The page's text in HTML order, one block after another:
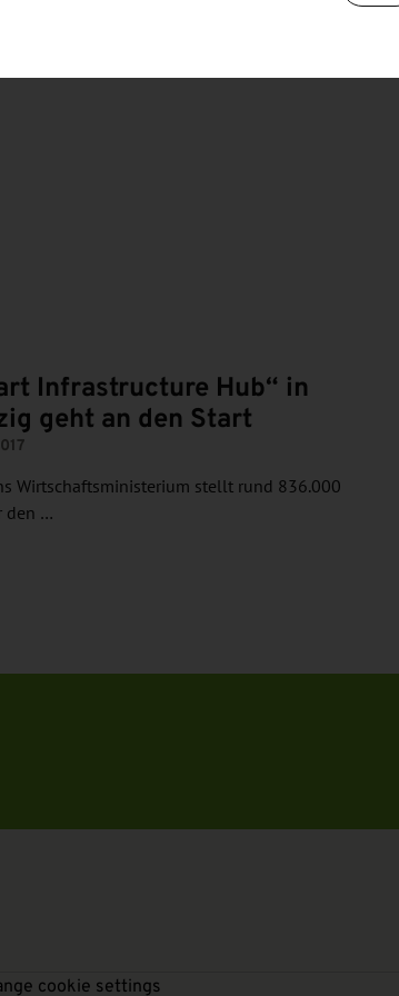
Infrastructure Hub“ in
geht an den Start
Wirtschaftsministerium stellt rund 836.000
den …
cookie settings